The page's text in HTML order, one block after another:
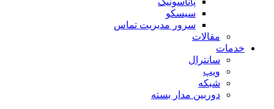
سیسکو
سرور مدیریت تماس
مقالات
خدمات
سانترال
ویپ
شبکه
دوربین مدار بسته